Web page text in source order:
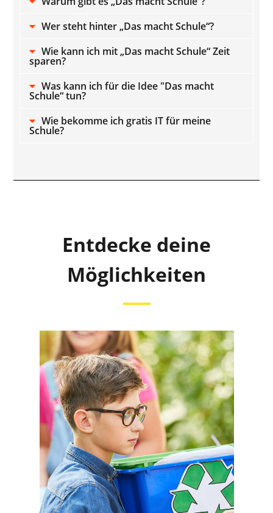
Wer steht hinter „Das macht Schule“?
Wie kann ich mit „Das macht Schule“ Zeit
sparen?
Was kann ich für die Idee "Das macht
Schule“ tun?
Wie bekomme ich gratis IT für meine
Schule?
Entdecke deine
Möglichkeiten